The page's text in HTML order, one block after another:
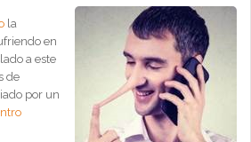
la
en
a este
de
por un